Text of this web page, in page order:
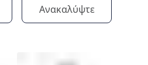
Ανακαλύψτε